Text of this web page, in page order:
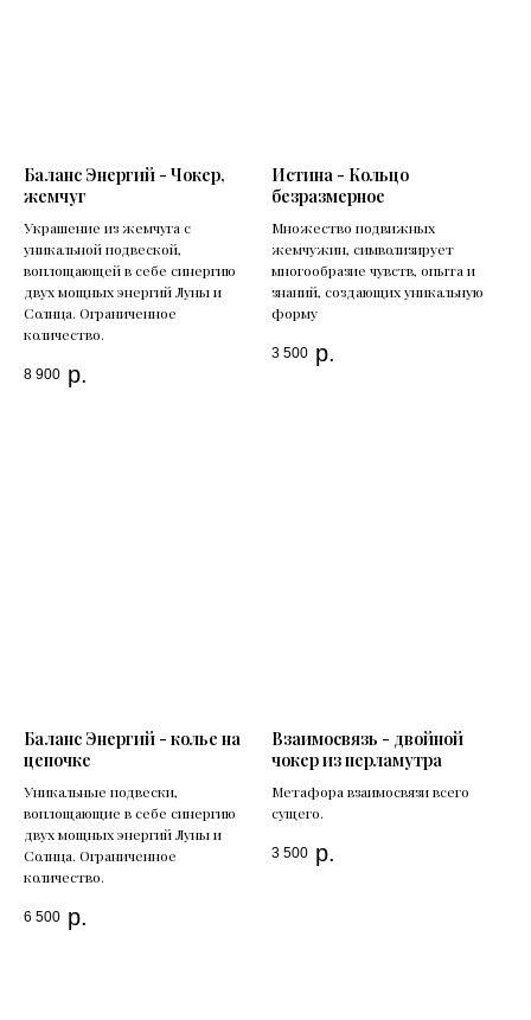
Баланс Энергий - Чокер,
жемчуг
Украшение из жемчуга с
уникальной подвеской,
воплощающей в себе синергию
двух мощных энергий Луны и
Солнца. Ограниченное
количество.
8 900 р.
Истина - Кольцо
безразмерное
Множество подвижных
жемчужин, символизирует
многообразие чувств, опыта и
знаний, создающих уникальную
форму
3 500 р.
Баланс Энергий - колье на
цепочке
Уникальные подвески,
воплощающие в себе синергию
двух мощных энергий Луны и
Солнца. Ограниченное
количество.
6 500 р.
Взаимосвязь - двойной
чокер из перламутра
Метафора взаимосвязи всего
сущего.
3 500 р.